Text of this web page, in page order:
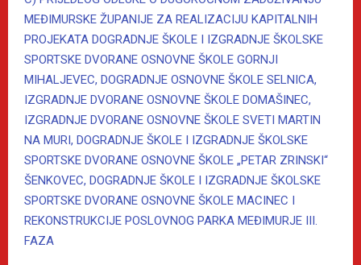
MEĐIMURSKE ŽUPANIJE ZA REALIZACIJU KAPITALNIH
PROJEKATA DOGRADNJE ŠKOLE I IZGRADNJE ŠKOLSKE
SPORTSKE DVORANE OSNOVNE ŠKOLE GORNJI
MIHALJEVEC, DOGRADNJE OSNOVNE ŠKOLE SELNICA,
IZGRADNJE DVORANE OSNOVNE ŠKOLE DOMAŠINEC,
IZGRADNJE DVORANE OSNOVNE ŠKOLE SVETI MARTIN
NA MURI, DOGRADNJE ŠKOLE I IZGRADNJE ŠKOLSKE
SPORTSKE DVORANE OSNOVNE ŠKOLE „PETAR ZRINSKI“
ŠENKOVEC, DOGRADNJE ŠKOLE I IZGRADNJE ŠKOLSKE
SPORTSKE DVORANE OSNOVNE ŠKOLE MACINEC I
REKONSTRUKCIJE POSLOVNOG PARKA MEĐIMURJE III.
FAZA